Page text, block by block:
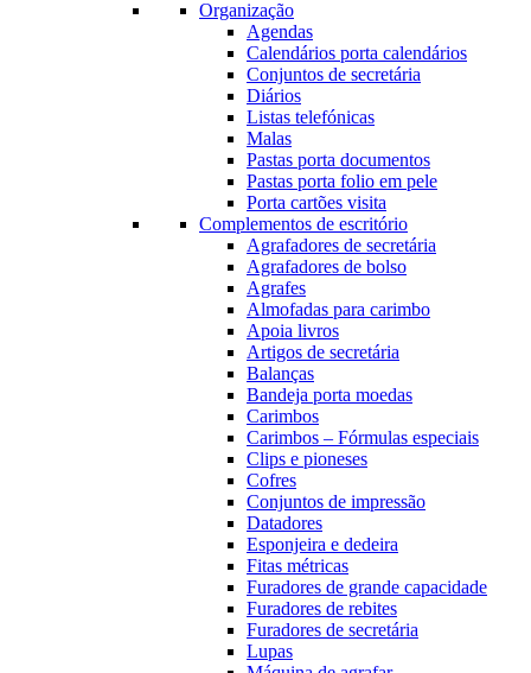
Organização
Agendas
Calendários porta calendários
Conjuntos de secretária
Diários
Listas telefónicas
Malas
Pastas porta documentos
Pastas porta folio em pele
Porta cartões visita
Complementos de escritório
Agrafadores de secretária
Agrafadores de bolso
Agrafes
Almofadas para carimbo
Apoia livros
Artigos de secretária
Balanças
Bandeja porta moedas
Carimbos
Carimbos – Fórmulas especiais
Clips e pioneses
Cofres
Conjuntos de impressão
Datadores
Esponjeira e dedeira
Fitas métricas
Furadores de grande capacidade
Furadores de rebites
Furadores de secretária
Lupas